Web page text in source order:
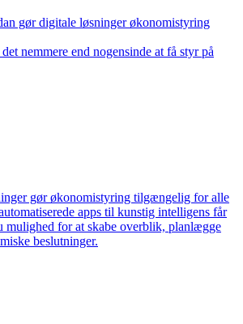
gør digitale løsninger økonomistyring
nemmere end nogensinde at få styr på
gør økonomistyring tilgængelig for alle
apps til kunstig intelligens får
mulighed for at skabe overblik, planlægge
beslutninger.